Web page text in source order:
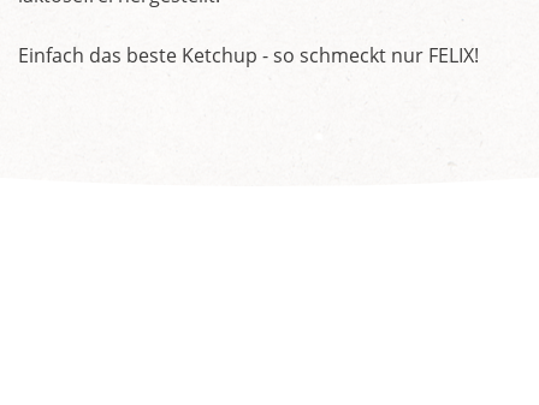
Einfach das beste Ketchup - so schmeckt nur FELIX!